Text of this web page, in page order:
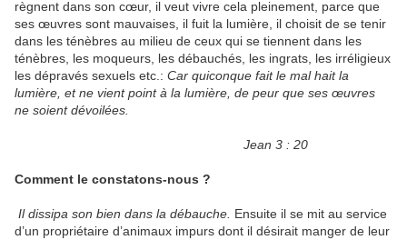
règnent dans son cœur, il veut vivre cela pleinement, parce que
ses œuvres sont mauvaises, il fuit la lumière, il choisit de se tenir
dans les ténèbres au milieu de ceux qui se tiennent dans les
ténèbres, les moqueurs, les débauchés, les ingrats, les irréligieux
les dépravés sexuels etc.: Car quiconque fait le mal hait la
lumière, et ne vient point à la lumière, de peur que ses œuvres
ne soient dévoilées.
Jean 3 : 20
Comment le constatons-nous ?
Il dissipa son bien dans la débauche. Ensuite il se mit au service
d’un propriétaire d’animaux impurs dont il désirait manger de leur